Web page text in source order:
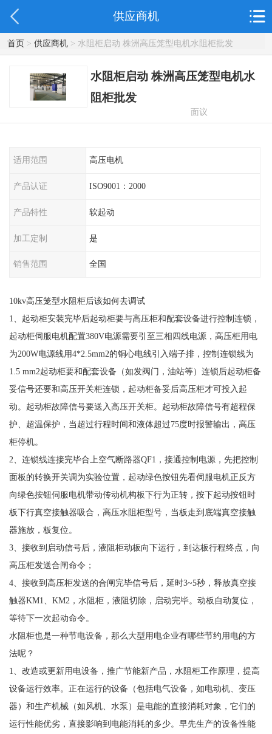
供应商机
首页> 供应商机> 水阻柜启动 株洲高压笼型电机水阻柜批发
水阻柜启动 株洲高压笼型电机水
阻柜批发
面议
适用范围 高压电机
产品认证 ISO9001：2000
产品特性 软起动
加工定制 是
销售范围 全国
10kv高压笼型水阻柜后该如何去调试
1、起动柜安装完毕后起动柜要与高压柜和配套设备进行控制连锁，
起动柜伺服电机配置380V电源需要引至三相四线电源，高压柜用电
为200W电源线用4*2.5mm2的铜心电线引入端子排，控制连锁线为
1.5 mm2起动柜要和配套设备（如发阀门，油站等）连锁后起动柜备
妥信号还要和高压开关柜连锁，起动柜备妥后高压柜才可投入起
动。起动柜故障信号要送入高压开关柜。起动柜故障信号有超程保
护、超温保护，当超过行程时间和液体超过75度时报警输出，高压
柜停机。
2、连锁线连接完毕合上空气断路器QF1，接通控制电源，先把控制
面板的转换开关调为实验位置，起动绿色按钮先看伺服电机正反方
向绿色按钮伺服电机带动传动机构板下行为正转，按下起动按钮时
板下行真空接触器吸合，高压水阻柜型号，当板走到底端真空接触
器施放，板复位。
3、接收到启动信号后，液阻柜动板向下运行，到达板行程终点，向
高压柜发送合闸命令；
4、接收到高压柜发送的合闸完毕信号后，延时3~5秒，释放真空接
触器KM1、KM2，水阻柜，液阻切除，启动完毕。动板自动复位，
等待下一次起动命令。
水阻柜也是一种节电设备，那么大型用电企业有哪些节约用电的方
法呢？
1、改造或更新用电设备，推广节能新产品，水阻柜工作原理，提高
设备运行效率。正在运行的设备（包括电气设备，如电动机、变压
器）和生产机械（如风机、水泵）是电能的直接消耗对象，它们的
运行性能优劣，直接影响到电能消耗的多少。早先生产的设备性能